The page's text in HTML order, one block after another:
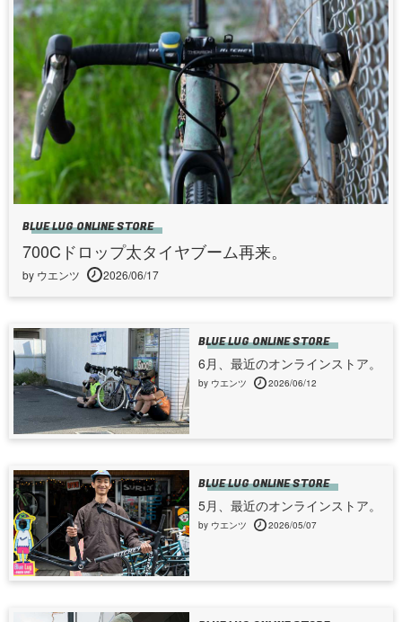
BLUE LUG ONLINE STORE
700Cドロップ太タイヤブーム再来。
by ウエンツ 2026/06/17
BLUE LUG ONLINE STORE
6月、最近のオンラインストア。
by ウエンツ 2026/06/12
BLUE LUG ONLINE STORE
5月、最近のオンラインストア。
by ウエンツ 2026/05/07